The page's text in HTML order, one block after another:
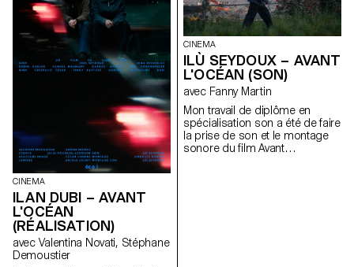
CINEMA
ILAN DUBI – AVANT
L'OCÉAN
(RÉALISATION)
avec Valentina Novati, Stéphane
Demoustier
CINEMA
ILÙ SEYDOUX – AVANT
L'OCÉAN (SON)
avec Fanny Martin
Mon travail de diplôme en
spécialisation son a été de faire
la prise de son et le montage
sonore du ﬁlm Avant